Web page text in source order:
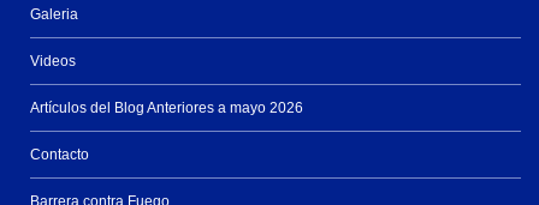
Galeria
Videos
Artículos del Blog Anteriores a mayo 2026
Contacto
Barrera contra Fuego